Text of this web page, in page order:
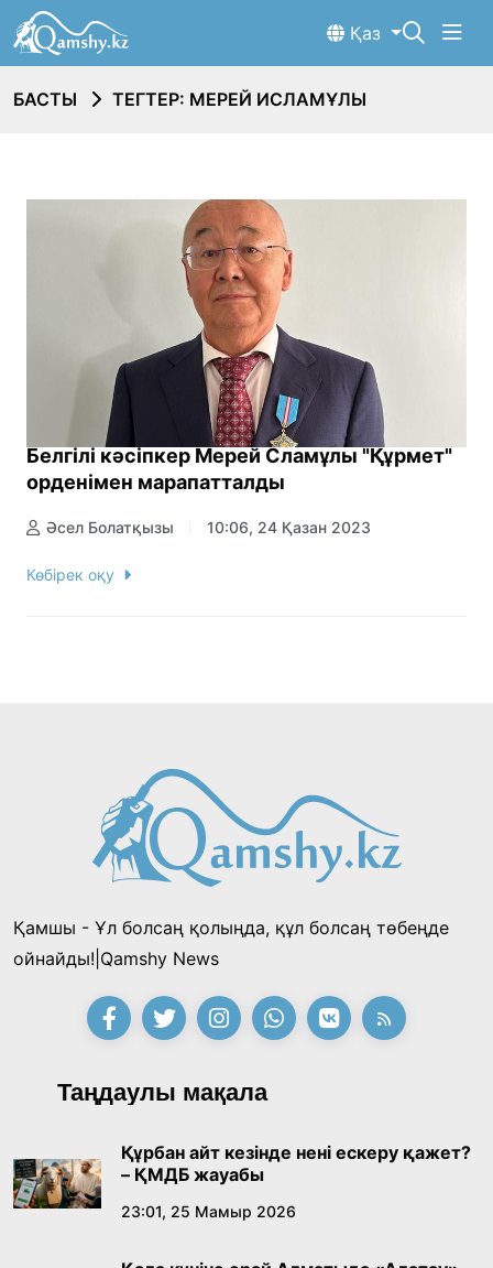
Қаз
БАСТЫ ТЕГТЕР: МЕРЕЙ ИСЛАМҰЛЫ
Белгілі кәсіпкер Мерей Сламұлы "Құрмет"
орденімен марапатталды
Әсел Болатқызы 10:06, 24 Қазан 2023
Көбірек оқу
Қамшы - Ұл болсаң қолыңда, құл болсаң төбеңде
ойнайды!|Qamshy News
Таңдаулы мақала
Құрбан айт кезінде нені ескеру қажет?
– ҚМДБ жауабы
23:01, 25 Мамыр 2026